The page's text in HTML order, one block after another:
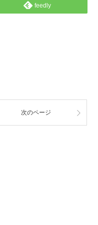
feedly
次のページ